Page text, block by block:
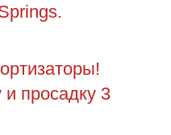
просадку 3